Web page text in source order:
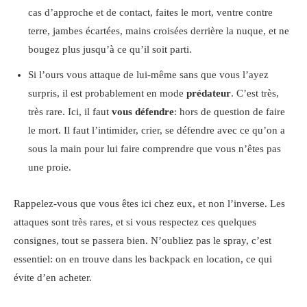
cas d’approche et de contact, faites le mort, ventre contre
terre, jambes écartées, mains croisées derrière la nuque, et ne
bougez plus jusqu’à ce qu’il soit parti.
Si l’ours vous attaque de lui-même sans que vous l’ayez
surpris, il est probablement en mode prédateur. C’est très,
très rare. Ici, il faut vous défendre: hors de question de faire
le mort. Il faut l’intimider, crier, se défendre avec ce qu’on a
sous la main pour lui faire comprendre que vous n’êtes pas
une proie.
Rappelez-vous que vous êtes ici chez eux, et non l’inverse. Les
attaques sont très rares, et si vous respectez ces quelques
consignes, tout se passera bien. N’oubliez pas le spray, c’est
essentiel: on en trouve dans les backpack en location, ce qui
évite d’en acheter.